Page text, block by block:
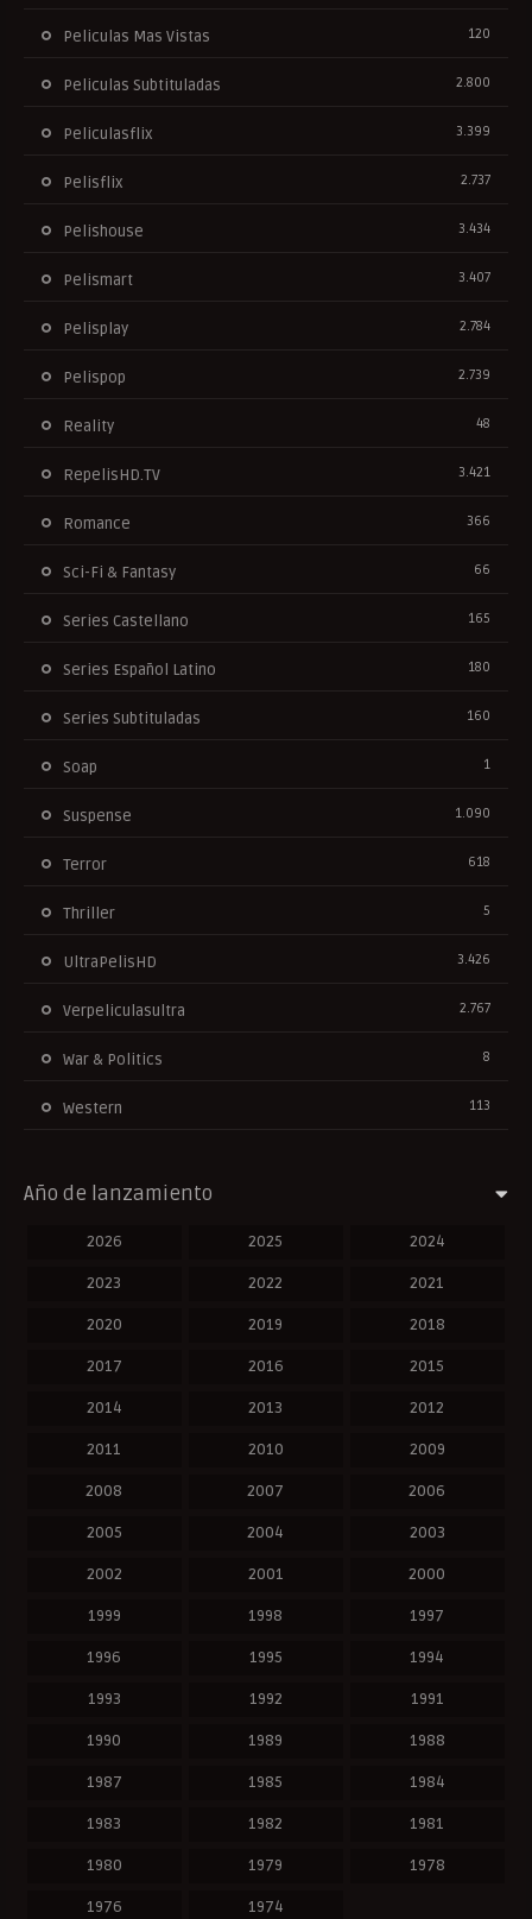
Peliculas Mas Vistas 120
Peliculas Subtituladas 2.800
Peliculasflix 3.399
Pelisflix 2.737
Pelishouse 3.434
Pelismart 3.407
Pelisplay 2.784
Pelispop 2.739
Reality 48
RepelisHD.TV 3.421
Romance 366
Sci-Fi & Fantasy 66
Series Castellano 165
Series Español Latino 180
Series Subtituladas 160
Soap 1
Suspense 1.090
Terror 618
Thriller 5
UltraPelisHD 3.426
Verpeliculasultra 2.767
War & Politics 8
Western 113
Año de lanzamiento
2026 2025 2024
2023 2022 2021
2020 2019 2018
2017 2016 2015
2014 2013 2012
2011 2010 2009
2008 2007 2006
2005 2004 2003
2002 2001 2000
1999 1998 1997
1996 1995 1994
1993 1992 1991
1990 1989 1988
1987 1985 1984
1983 1982 1981
1980 1979 1978
1976 1974